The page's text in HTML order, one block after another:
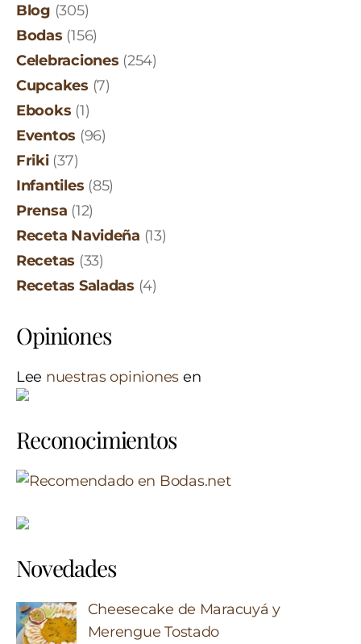
Blog (305)
Bodas (156)
Celebraciones (254)
Cupcakes (7)
Ebooks (1)
Eventos (96)
Friki(37)
Infantiles (85)
Prensa (12)
Receta Navideña (13)
Recetas (33)
Recetas Saladas (4)
Opiniones
Lee nuestras opiniones en
Reconocimientos
Novedades
Cheesecake de Maracuyá y
Merengue Tostado